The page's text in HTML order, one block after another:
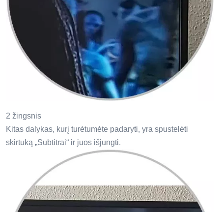
2 žingsnis
Kitas dalykas, kurį turėtumėte padaryti, yra spustelėti
skirtuką „Subtitrai“ ir juos išjungti.